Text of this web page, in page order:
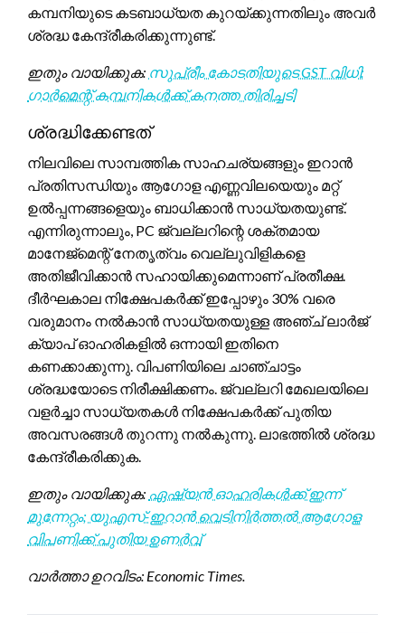
കമ്പനിയുടെ കടബാധ്യത കുറയ്ക്കുന്നതിലും അവർ
ശ്രദ്ധ കേന്ദ്രീകരിക്കുന്നുണ്ട്.
ഇതും വായിക്കുക: സുപ്രീം കോടതിയുടെ GST വിധി:
ഗാർമെന്റ് കമ്പനികൾക്ക് കനത്ത തിരിച്ചടി
ശ്രദ്ധിക്കേണ്ടത്
നിലവിലെ സാമ്പത്തിക സാഹചര്യങ്ങളും ഇറാൻ
പ്രതിസന്ധിയും ആഗോള എണ്ണവിലയെയും മറ്റ്
ഉൽപ്പന്നങ്ങളെയും ബാധിക്കാൻ സാധ്യതയുണ്ട്.
എന്നിരുന്നാലും, PC ജ്വല്ലറിന്റെ ശക്തമായ
മാനേജ്മെന്റ് നേതൃത്വം വെല്ലുവിളികളെ
അതിജീവിക്കാൻ സഹായിക്കുമെന്നാണ് പ്രതീക്ഷ.
ദീർഘകാല നിക്ഷേപകർക്ക് ഇപ്പോഴും 30% വരെ
വരുമാനം നൽകാൻ സാധ്യതയുള്ള അഞ്ച് ലാർജ്
ക്യാപ് ഓഹരികളിൽ ഒന്നായി ഇതിനെ
കണക്കാക്കുന്നു. വിപണിയിലെ ചാഞ്ചാട്ടം
ശ്രദ്ധയോടെ നിരീക്ഷിക്കണം. ജ്വല്ലറി മേഖലയിലെ
വളർച്ചാ സാധ്യതകൾ നിക്ഷേപകർക്ക് പുതിയ
അവസരങ്ങൾ തുറന്നു നൽകുന്നു. ലാഭത്തിൽ ശ്രദ്ധ
കേന്ദ്രീകരിക്കുക.
ഇതും വായിക്കുക: ഏഷ്യൻ ഓഹരികൾക്ക് ഇന്ന്
മുന്നേറ്റം; യുഎസ്-ഇറാൻ വെടിനിർത്തൽ ആഗോള
വിപണിക്ക് പുതിയ ഉണർവ്
വാർത്താ ഉറവിടം: Economic Times.